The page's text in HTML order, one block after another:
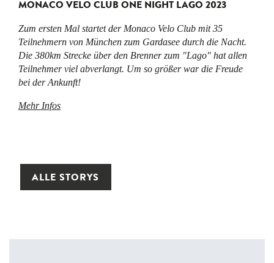
MONACO VELO CLUB ONE NIGHT LAGO 2023
Zum ersten Mal startet der Monaco Velo Club mit 35
Teilnehmern von München zum Gardasee durch die Nacht.
Die 380km Strecke über den Brenner zum "Lago" hat allen
Teilnehmer viel abverlangt. Um so größer war die Freude
bei der Ankunft!
Mehr Infos
ALLE STORYS